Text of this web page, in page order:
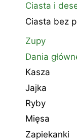
Ciasta i
Ciasta bez
Zupy
Dania
Kasza
Jajka
Ryby
Mięsa
Zapiekanki